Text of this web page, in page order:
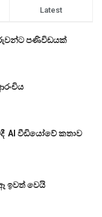
Latest
පණිවිඩයක්
AI වීඩියෝවේ කතාව
ඉවත් වෙයි